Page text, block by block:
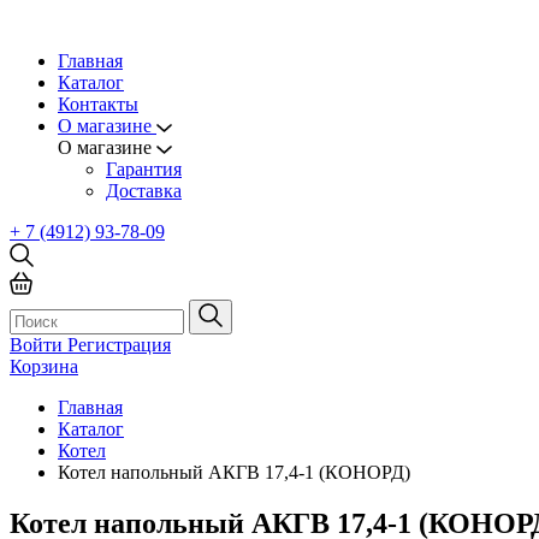
Главная
Каталог
Контакты
О магазине
О магазине
Гарантия
Доставка
+ 7 (4912) 93-78-09
Войти Регистрация
Корзина
Главная
Каталог
Котел
Котел напольный АКГВ 17,4-1 (КОНОРД)
Котел напольный АКГВ 17,4-1